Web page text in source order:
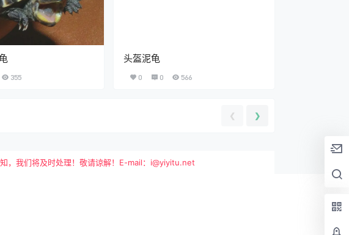
355
头盔泥龟
0 0 566
❮ ❯
，我们将及时处理！敬请谅解！E-mail：i@yiyitu.net